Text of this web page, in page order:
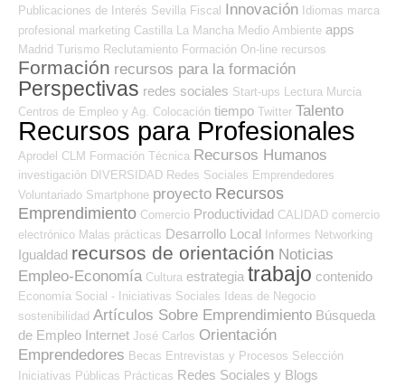
Publicaciones de Interés Sevilla Fiscal Innovación Idiomas marca
profesional marketing Castilla La Mancha Medio Ambiente apps
Madrid Turismo Reclutamiento Formación On-line recursos
Formación recursos para la formación
Perspectivas redes sociales Start-ups Lectura Murcia
Centros de Empleo y Ag. Colocación tiempo Twitter Talento
Recursos para Profesionales
Aprodel CLM Formación Técnica Recursos Humanos
investigación DIVERSIDAD Redes Sociales Emprendedores
Voluntariado Smartphone proyecto Recursos
Emprendimiento Comercio Productividad CALIDAD comercio
electrónico Malas prácticas Desarrollo Local Informes Networking
Igualdad recursos de orientación Noticias
Empleo-Economía Cultura estrategia trabajo contenido
Economía Social - Iniciativas Sociales
Ideas de Negocio
sostenibilidad Artículos Sobre Emprendimiento Búsqueda
de Empleo Internet José Carlos Orientación
Emprendedores Becas Entrevistas y Procesos Selección
Iniciativas Públicas Prácticas Redes Sociales y Blogs